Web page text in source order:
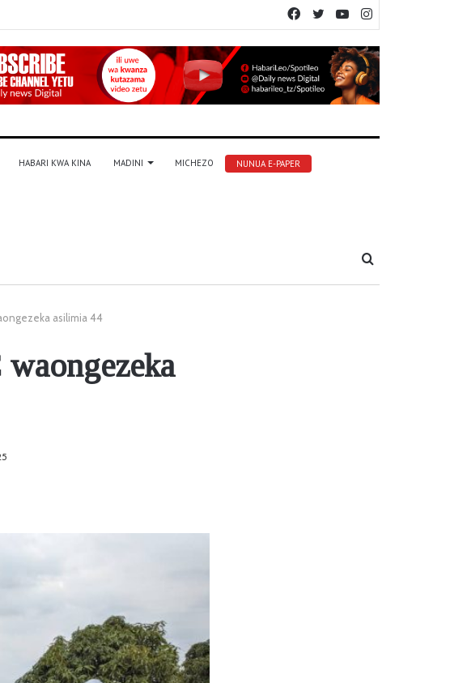
YouTube
Twitter
Facebook
HABARI KWA KINA MADINI MICHEZO NUNUA E-PAPER
Tafuta
asilimia 44